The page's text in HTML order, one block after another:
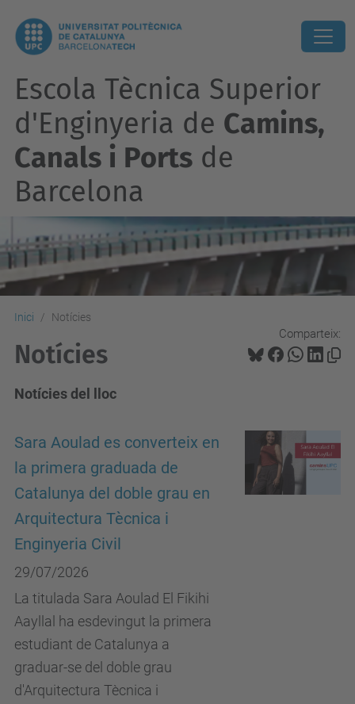
Escola Tècnica Superior
d'Enginyeria de Camins,
Canals i Ports de
Barcelona
Inici Notícies
Comparteix:
Notícies
Notícies del lloc
Sara Aoulad es converteix en
la primera graduada de
Catalunya del doble grau en
Arquitectura Tècnica i
Enginyeria Civil
29/07/2026
La titulada Sara Aoulad El Fikihi
Aayllal ha esdevingut la primera
estudiant de Catalunya a
graduar-se del doble grau
d'Arquitectura Tècnica i